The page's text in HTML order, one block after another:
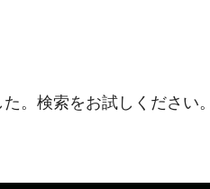
。検索をお試しください。